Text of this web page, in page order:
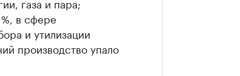
в сфере
и утилизации
производство упало